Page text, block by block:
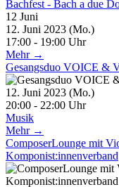
Bachfest - Bach a due
12 Juni
12. Juni 2023 (Mo.)
17:00 - 19:00 Uhr
Mehr →
Gesangsduo VOICE &
12. Juni 2023 (Mo.)
20:00 - 22:00 Uhr
Musik
Mehr →
ComposerLounge mit
Komponist:innenverband